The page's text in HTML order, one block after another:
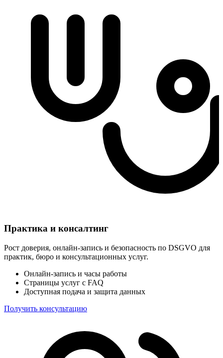
Практика и консалтинг
Рост доверия, онлайн-запись и безопасность по DSGVO для
практик, бюро и консультационных услуг.
Онлайн-запись и часы работы
Страницы услуг с FAQ
Доступная подача и защита данных
Получить консультацию